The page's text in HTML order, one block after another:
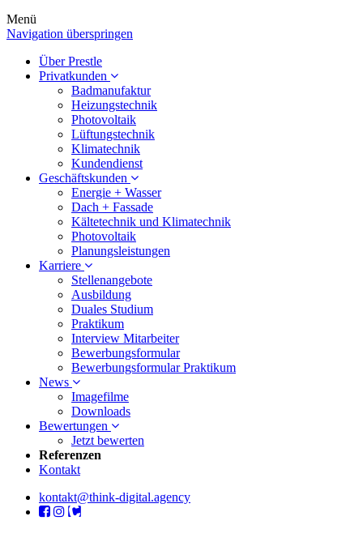
Menü
Navigation überspringen
Über Prestle
Privatkunden
Badmanufaktur
Heizungstechnik
Photovoltaik
Lüftungstechnik
Klimatechnik
Kundendienst
Geschäftskunden
Energie + Wasser
Dach + Fassade
Kältetechnik und Klimatechnik
Photovoltaik
Planungsleistungen
Karriere
Stellenangebote
Ausbildung
Duales Studium
Praktikum
Interview Mitarbeiter
Bewerbungsformular
Bewerbungsformular Praktikum
News
Imagefilme
Downloads
Bewertungen
Jetzt bewerten
Referenzen
Kontakt
kontakt@think-digital.agency